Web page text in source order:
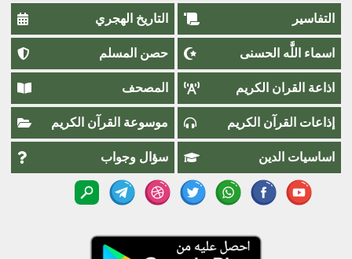
التفاسير التاريخ الهجري
اسماء اللَّٰه الحسنى حصن المسلم
اذاعة القران الكريم المصحف
إذاعات القرآن الكريم موسوعة القرآن الكريم
اساسيات الدين سؤال وجواب